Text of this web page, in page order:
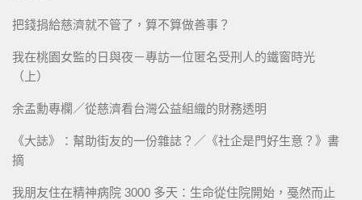
把錢捐給慈濟就不管了，算不算做善事？
我在桃園女監的日與夜－專訪一位匿名受刑人的鐵窗時光
（上）
余孟勳專欄／從慈濟看台灣公益組織的財務透明
《大誌》：幫助街友的一份雜誌？／《社企是門好生意？》書
摘
我朋友住在精神病院 3000 多天：生命從住院開始，戞然而止